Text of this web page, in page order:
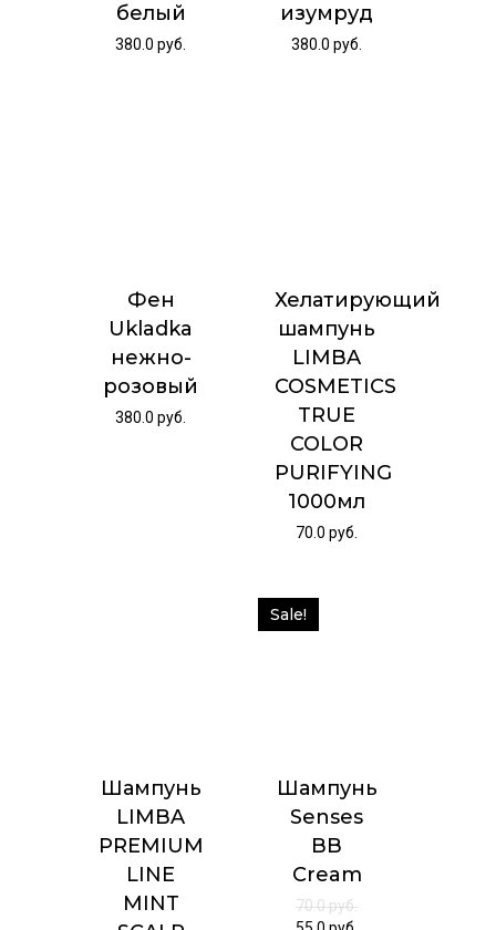
белый
380.0руб.
изумруд
380.0руб.
Фен
Ukladka
нежно-
розовый
380.0руб.
Хелатирующий
шампунь
LIMBA
COSMETICS
TRUE
COLOR
PURIFYING
1000мл
70.0руб.
Шампунь
LIMBA
PREMIUM
LINE
MINT
Sale!
Шампунь
Senses
BB
Cream
70.0руб.